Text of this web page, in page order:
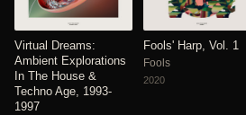
Virtual Dreams:
Ambient Explorations
In The House &
Techno Age, 1993-
1997
Fools' Harp, Vol. 1
Fools
2020